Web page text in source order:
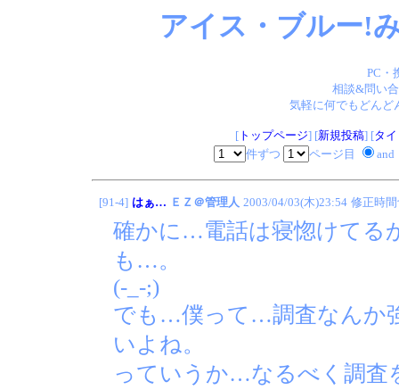
アイス・ブルー!
PC・
相談&問い
気軽に何でもどん
[トップページ] [新規投稿] [タ
件ずつ
ページ目 and
[91-4] はぁ… ＥＺ＠管理人 2003/04/03(木)23:54 修正時
確かに…電話は寝惚けてる
も…。
(-_-;)
でも…僕って…調査なんか
いよね。
っていうか…なるべく調査